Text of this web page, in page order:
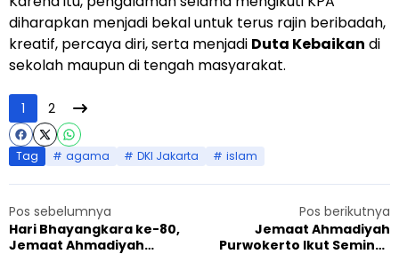
diharapkan menjadi bekal untuk terus rajin beribadah,
kreatif, percaya diri, serta menjadi Duta Kebaikan di
sekolah maupun di tengah masyarakat.
1 2
Tag agama DKI Jakarta islam
Pos sebelumnya
Hari Bhayangkara ke-80,
Jemaat Ahmadiyah
Pos berikutnya
Jemaat Ahmadiyah
Purwokerto Ikut Seminar